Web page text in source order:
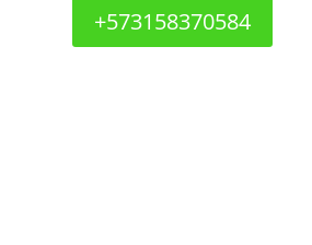
+573158370584